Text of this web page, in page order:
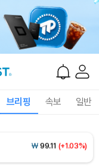
브리핑 속보 일반
₩104,872(+0.59%)
92,335,422 (+0.37%)